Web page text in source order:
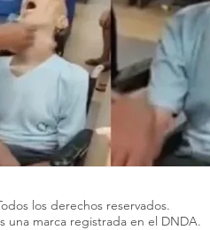
los derechos reservados.
una marca registrada en el DNDA.